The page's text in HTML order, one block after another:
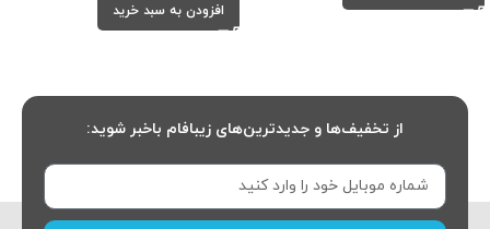
افزودن به سبد خرید
از تخفیف‌ها و جدیدترین‌های زیبافام باخبر شوید: